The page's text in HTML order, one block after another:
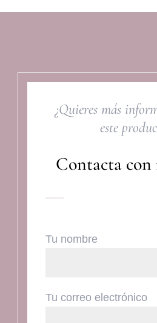
¿Quieres más
este
Contacta con
Tu nombre
Tu correo electrónico